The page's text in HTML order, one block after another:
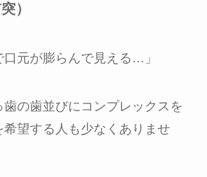
）
口元が膨らんで見える…」
の歯並びにコンプレックスを
望する人も少なくありませ